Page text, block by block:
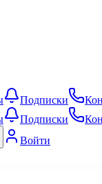
Подписки
Подписки
Войти